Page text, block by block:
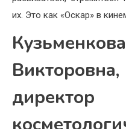
их. Это как «Оскар» в